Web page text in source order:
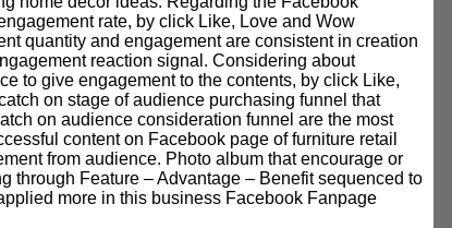
rate, by click Like, Love and Wow
quantity and engagement are consistent in creation
reaction signal. Considering about
to give engagement to the contents, by click Like,
on stage of audience purchasing funnel that
on audience consideration funnel are the most
content on Facebook page of furniture retail
from audience. Photo album that encourage or
through Feature – Advantage – Benefit sequenced to
more in this business Facebook Fanpage